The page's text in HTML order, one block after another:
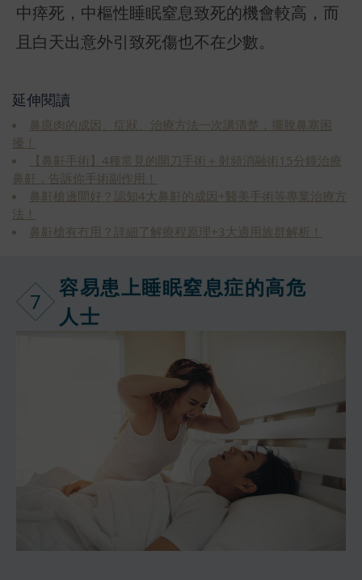
中瘁死，中樞性睡眠窒息致死的機會較高，而
延伸閱讀
鼻瘜肉的成因、症狀、治療方法一次講清楚，擺脫鼻塞困
擾！
【鼻鼾手術】4種常見的開刀手術＋射頻消融術15分鐘治療
鼻鼾，告訴你手術副作用！
鼻鼾槍邊間好？認知4大鼻鼾的成因+醫美手術等專業治療方
法！
鼻鼾槍有冇用？詳細了解療程原理+3大適用族群解析！
7
容易患上睡眠窒息症的高危
人士